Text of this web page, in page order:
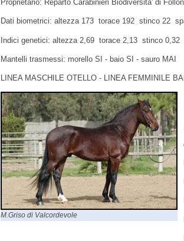
Proprietario: Reparto Carabinieri Biodiversità' di
Dati biometrici: altezza 173 torace 192 stinco 22
Indici genetici: altezza 2,69 torace 2,13 stinco 0,32
Mantelli trasmessi: morello SI - baio SI - sauro MAI
LINEA MASCHILE OTELLO - LINEA FEMMINILE
M.Griso di Valcordevole